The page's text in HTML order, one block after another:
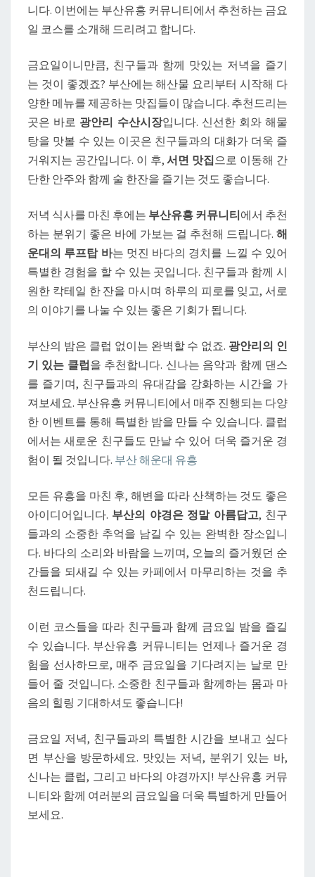
일,
부
유
흥
커
뮤
니
티
에
재
밌
는
코
스
추
니다. 이번에는 부산유흥 커뮤니티에서 추천하는 금요
일 코스를 소개해 드리려고 합니다.
금요일이니만큼, 친구들과 함께 맛있는 저녁을 즐기
는 것이 좋겠죠? 부산에는 해산물 요리부터 시작해 다
양한 메뉴를 제공하는 맛집들이 많습니다. 추천드리는
곳은 바로 광안리 수산시장입니다. 신선한 회와 해물
탕을 맛볼 수 있는 이곳은 친구들과의 대화가 더욱 즐
거워지는 공간입니다. 이 후,서면 맛집으로 이동해 간
단한 안주와 함께 술 한잔을 즐기는 것도 좋습니다.
저녁 식사를 마친 후에는 부산유흥 커뮤니티에서 추천
하는 분위기 좋은 바에 가보는 걸 추천해 드립니다. 해
운대의 루프탑 바는 멋진 바다의 경치를 느낄 수 있어
특별한 경험을 할 수 있는 곳입니다. 친구들과 함께 시
원한 칵테일 한 잔을 마시며 하루의 피로를 잊고, 서로
의 이야기를 나눌 수 있는 좋은 기회가 됩니다.
부산의 밤은 클럽 없이는 완벽할 수 없죠. 광안리의 인
기 있는 클럽을 추천합니다. 신나는 음악과 함께 댄스
를 즐기며, 친구들과의 유대감을 강화하는 시간을 가
져보세요. 부산유흥 커뮤니티에서 매주 진행되는 다양
한 이벤트를 통해 특별한 밤을 만들 수 있습니다. 클럽
에서는 새로운 친구들도 만날 수 있어 더욱 즐거운 경
험이 될 것입니다. 부산 해운대 유흥
모든 유흥을 마친 후, 해변을 따라 산책하는 것도 좋은
아이디어입니다. 부산의 야경은 정말 아름답고, 친구
들과의 소중한 추억을 남길 수 있는 완벽한 장소입니
다. 바다의 소리와 바람을 느끼며, 오늘의 즐거웠던 순
간들을 되새길 수 있는 카페에서 마무리하는 것을 추
천드립니다.
이런 코스들을 따라 친구들과 함께 금요일 밤을 즐길
수 있습니다. 부산유흥 커뮤니티는 언제나 즐거운 경
험을 선사하므로, 매주 금요일을 기다려지는 날로 만
들어 줄 것입니다. 소중한 친구들과 함께하는 몸과 마
음의 힐링 기대하셔도 좋습니다!
금요일 저녁, 친구들과의 특별한 시간을 보내고 싶다
면 부산을 방문하세요. 맛있는 저녁, 분위기 있는 바,
신나는 클럽, 그리고 바다의 야경까지! 부산유흥 커뮤
니티와 함께 여러분의 금요일을 더욱 특별하게 만들어
보세요.